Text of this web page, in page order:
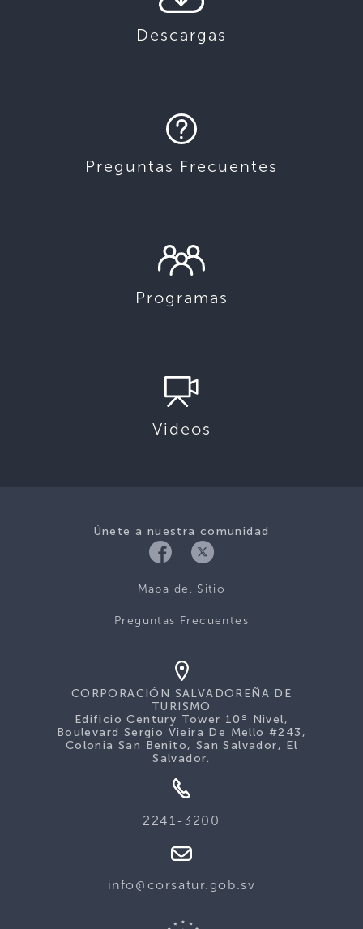
Descargas
Preguntas Frecuentes
Programas
Videos
Únete a nuestra comunidad
Mapa del Sitio
Preguntas Frecuentes
CORPORACIÓN SALVADOREÑA DE
TURISMO
Edificio Century Tower 10º Nivel,
Boulevard Sergio Vieira De Mello #243,
Colonia San Benito, San Salvador, El
Salvador.
2241-3200
info@corsatur.gob.sv